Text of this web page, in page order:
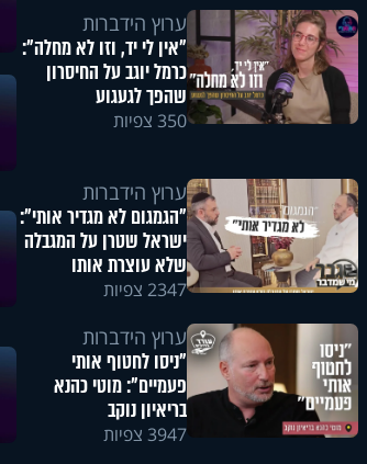
ערוץ הידברות
"אין לי יד, וזו לא מחלה":
כרמל יוגב על החיסרון
שהפך לגעגוע
350 צפיות
ערוץ הידברות
"הגמגום לא מגדיר אותי":
ישראל שטרן על המגבלה
שלא עוצרת אותו
2347 צפיות
ערוץ הידברות
"ניסו לחטוף אותי
פעמיים": מוטי כהנא
בריאיון נוקב
3947 צפיות